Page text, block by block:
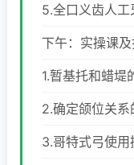
5.全口义齿人
下午：实操课及
1.暂基托和蜡堤
2.确定颌位关系
3.哥特式弓使用